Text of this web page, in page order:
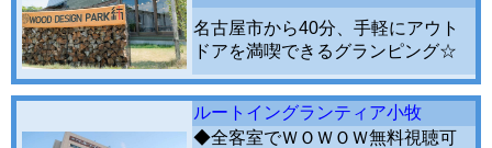
名古屋市から40分、手軽にアウト
ドアを満喫できるグランピング☆
ルートイングランティア小牧
◆全客室でＷＯＷＯＷ無料視聴可